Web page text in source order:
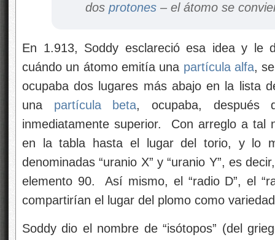
dos protones – el átomo se
En 1.913, Soddy esclareció esa idea y le
cuándo un átomo emitía una partícula alfa,
ocupaba dos lugares más abajo en la lista
una partícula beta, ocupaba, después
inmediatamente superior. Con arreglo a tal
en la tabla hasta el lugar del torio, y lo
denominadas “uranio X” y “uranio Y”, es
elemento 90. Así mismo, el “radio D”, el
compartirían el lugar del plomo como
Soddy dio el nombre de “isótopos” (del